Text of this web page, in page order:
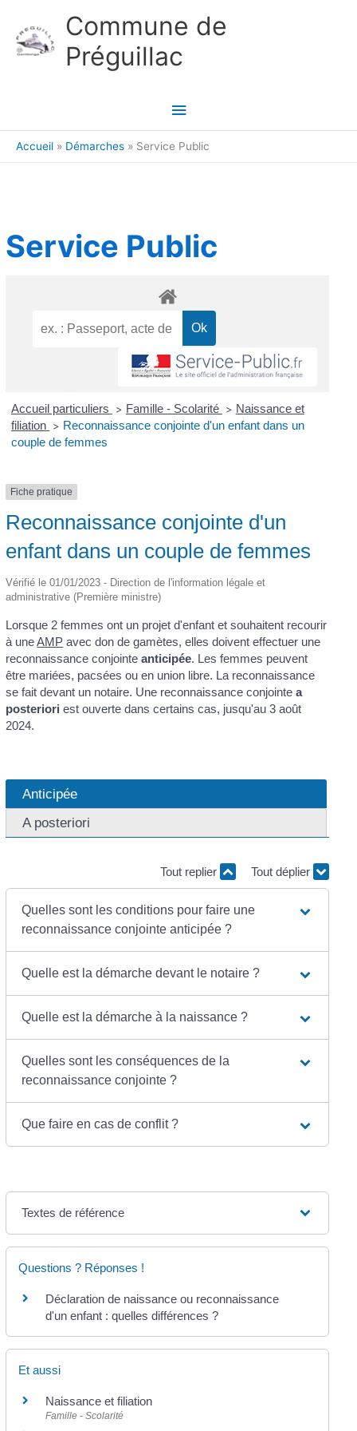
Commune de
Préguillac
Menu
principal
Accueil Démarches Service Public
Service Public
Accueil particuliers > Famille - Scolarité > Naissance et
filiation > Reconnaissance conjointe d'un enfant dans un
couple de femmes
Fiche pratique
Reconnaissance conjointe d'un
enfant dans un couple de femmes
Vérifié le 01/01/2023 - Direction de l'information légale et
administrative (Première ministre)
Lorsque 2 femmes ont un projet d'enfant et souhaitent recourir
à uneAMP avec don de gamètes, elles doivent effectuer une
reconnaissance conjointeanticipée. Les femmes peuvent
être mariées, pacsées ou en union libre. La reconnaissance
se fait devant un notaire. Une reconnaissance conjointea
posteriori est ouverte dans certains cas, jusqu'au 3 août
2024.
Anticipée
A posteriori
Tout replier Tout déplier
Quelles sont les conditions pour faire une
reconnaissance conjointe anticipée ?
Quelle est la démarche devant le notaire ?
Quelle est la démarche à la naissance ?
Quelles sont les conséquences de la
reconnaissance conjointe ?
Que faire en cas de conflit ?
Textes de référence
Questions ? Réponses !
Déclaration de naissance ou reconnaissance
d'un enfant : quelles différences ?
Et aussi
Naissance et filiation
Famille - Scolarité